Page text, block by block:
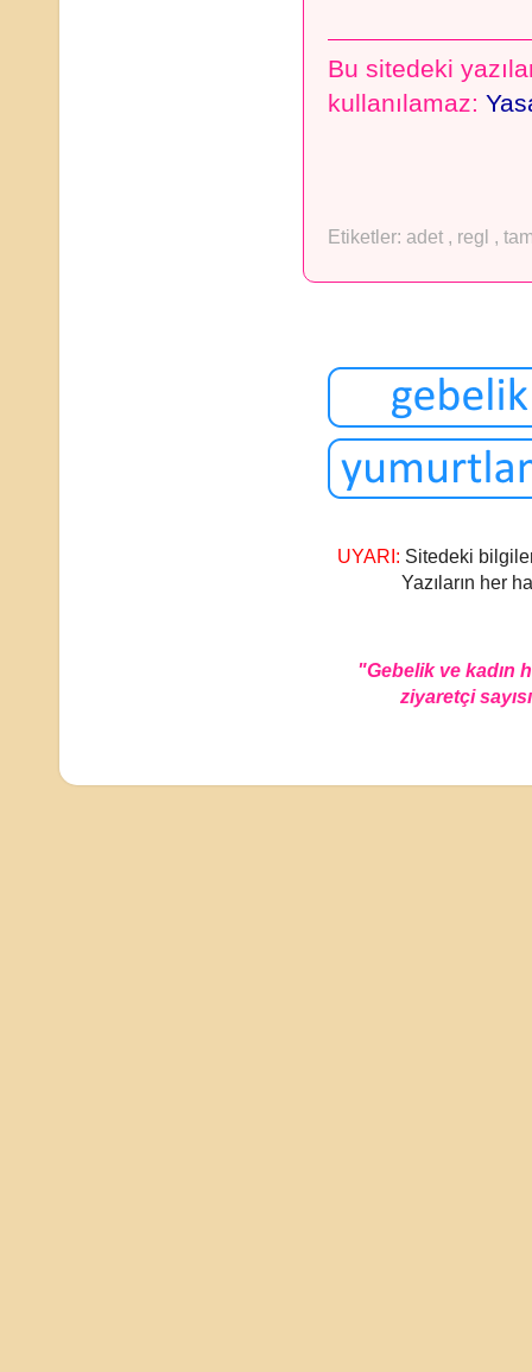
Bu sitedeki
kullanılamaz:
Etiketler: adet , regl ,
UYARI: Sitedeki
Yazıların her
"Gebelik ve kadın
ziyaretçi